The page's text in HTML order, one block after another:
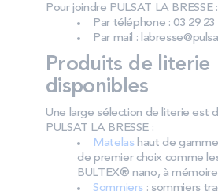
Pour joindre PULSAT LA BRESSE :
Par téléphone : 03 29 23
Par mail :
Produits de literie
disponibles
Une large sélection de literie est
PULSAT LA BRESSE :
Matelashaut de
de premier choix comme
BULTEX® nano, à
Sommiers : sommiers